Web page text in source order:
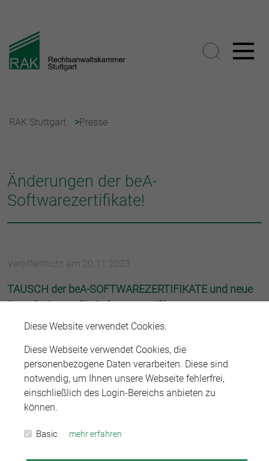
Diese Website verwendet Cookies.
Diese Webseite verwendet Cookies, die
personenbezogene Daten verarbeiten. Diese sind
notwendig, um Ihnen unsere Webseite fehlerfrei,
einschließlich des Login-Bereichs anbieten zu
können.
Basic mehr erfahren
RAK Stuttgart Presse
Änderungen der beA-
Softwarezertifikate!
Veröffentlicht am 20.11.2023
TAUSCH der beA-SOFTWAREZERTIFIKATE und neue
Bestelladresse für Softwarezertifikate
ab dem 20.11.2023 müssen Bestellungen von Software-
Zertifikaten über die Adresse
https://zertifizierungsstelle.bnotk.de
erfolgen. Die bisherige
Adresse (
https://bea.bnotk.de
) wird für die Bestellung für
Software-Zertifikaten nicht mehr nutzbar sein.
Im November hat zudem der Tauschprozess für die
hier.